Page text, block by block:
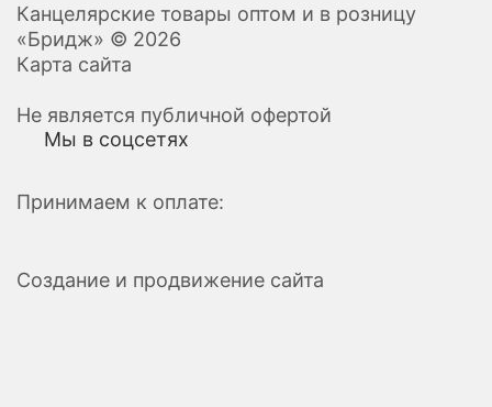
Канцелярские товары оптом и в розницу
«Бридж» © 2026
Карта сайта
Не является публичной офертой
Мы в соцсетях
Принимаем к оплате:
Создание и продвижение сайта